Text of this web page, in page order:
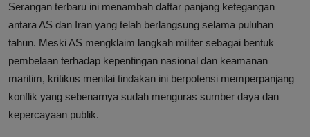
Serangan terbaru ini menambah daftar panjang ketegangan
antara AS dan Iran yang telah berlangsung selama puluhan
tahun. Meski AS mengklaim langkah militer sebagai bentuk
pembelaan terhadap kepentingan nasional dan keamanan
maritim, kritikus menilai tindakan ini berpotensi memperpanjang
konflik yang sebenarnya sudah menguras sumber daya dan
kepercayaan publik.